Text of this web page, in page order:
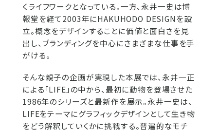
くライフワークとなっている。一方、永井一史は博
報堂を経て2003年にHAKUHODO DESIGNを設
立。概念をデザインすることに価値と面白さを見
出し、ブランディングを中心にさまざまな仕事を手
がける。
そんな親子の企画が実現した本展では、永井一正
による「LIFE」の中から、最初に動物を登場させた
1986年のシリーズと最新作を展示。永井一史は、
LIFEをテーマにグラフィックデザインとして生き物
をどう解釈していくかに挑戦する。普遍的なモチ